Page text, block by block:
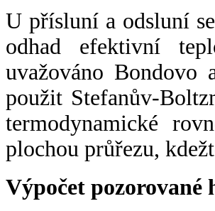
U přísluní a odsluní
odhad efektivní
uvažováno Bondovo
použit Stefanův-
termodynamické
plochou průřezu,
Výpočet